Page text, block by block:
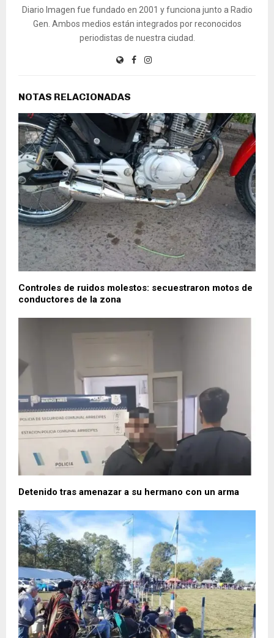
Diario Imagen fue fundado en 2001 y funciona junto a Radio
Gen. Ambos medios están integrados por reconocidos
periodistas de nuestra ciudad.
NOTAS RELACIONADAS
Controles de ruidos molestos: secuestraron motos de
conductores de la zona
Detenido tras amenazar a su hermano con un arma